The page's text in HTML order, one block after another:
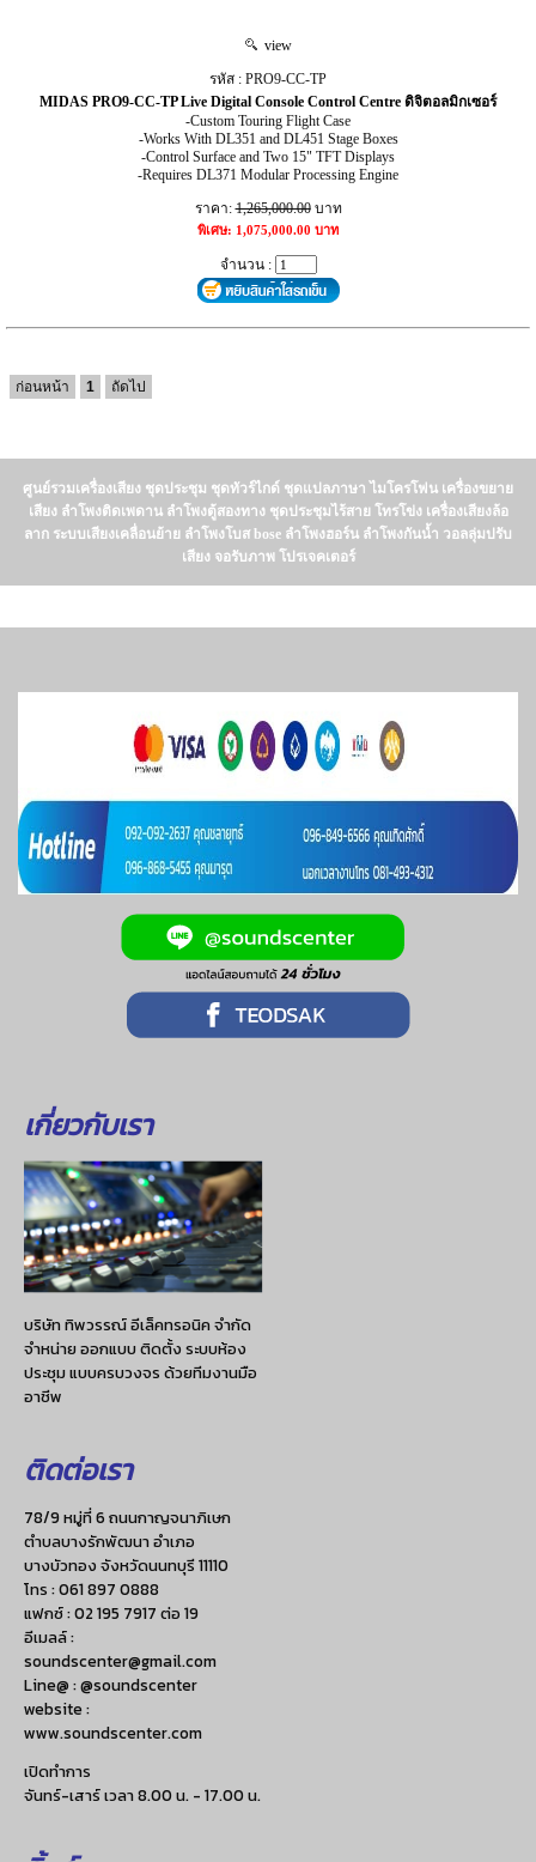
view
รหัส : PRO9-CC-TP
MIDAS PRO9-CC-TP Live Digital Console Control Centre ดิจิตอลมิกเซอร์
-Custom Touring Flight Case
-Works With DL351 and DL451 Stage Boxes
-Control Surface and Two 15" TFT Displays
-Requires DL371 Modular Processing Engine
ราคา:1,265,000.00บาท
พิเศษ: 1,075,000.00 บาท
จำนวน :
ก่อนหน้า 1 ถัดไป
ศูนย์รวมเครื่องเสียง ชุดประชุม ชุดทัวร์ไกด์ ชุดแปลภาษา ไมโครโฟน เครื่องขยาย
เสียง ลำโพงติดเพดาน ลำโพงตู้สองทาง ชุดประชุมไร้สาย โทรโข่ง เครื่องเสียงล้อ
ลาก ระบบเสียงเคลื่อนย้าย ลำโพงโบส bose ลำโพงฮอร์น ลำโพงกันน้ำ วอลลุ่มปรับ
เสียง จอรับภาพ โปรเจคเตอร์
เกี่ยวกับเรา
บริษัท ทิพวรรณ์ อีเล็คทรอนิค จำกัด
จำหน่าย ออกแบบ ติดตั้ง ระบบห้อง
ประชุม แบบครบวงจร ด้วยทีมงานมือ
อาชีพ
ติดต่อเรา
78/9 หมู่ที่ 6 ถนนกาญจนาภิเษก
ตำบลบางรักพัฒนา อำเภอ
บางบัวทอง จังหวัดนนทบุรี 11110
โทร :061 897 0888
แฟกซ์ :02 195 7917 ต่อ 19
อีเมลล์ :
soundscenter@gmail.com
Line@ : @soundscenter
website :
www.soundscenter.com
เปิดทำการ
จันทร์-เสาร์ เวลา 8.00 น. - 17.00 น.